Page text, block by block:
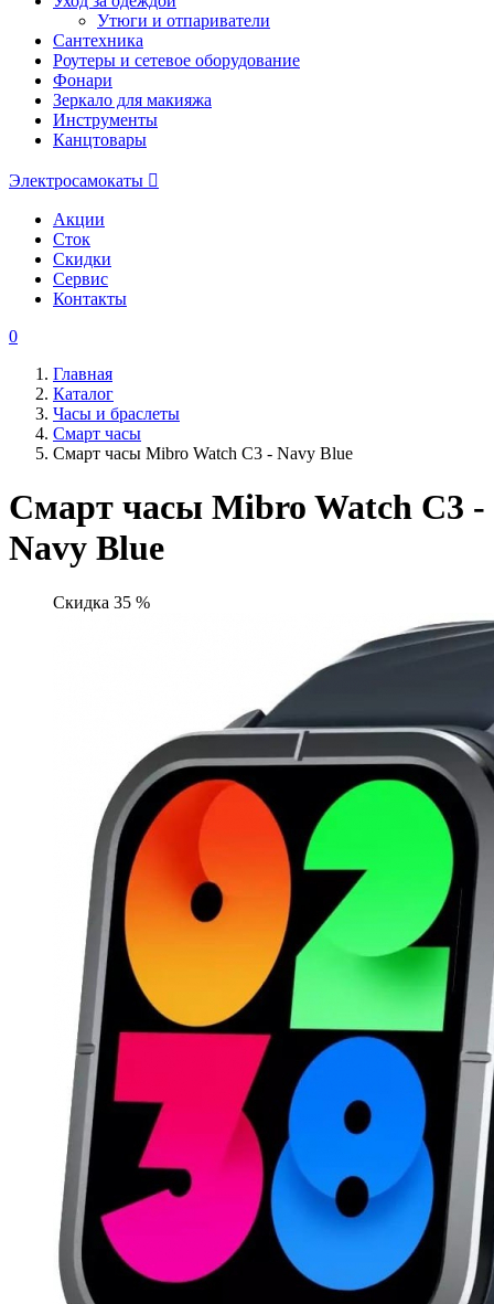
Утюги и отпариватели
Сантехника
Роутеры и сетевое оборудование
Фонари
Зеркало для макияжа
Инструменты
Канцтовары
Электросамокаты
Акции
Сток
Скидки
Сервис
Контакты
0
Главная
Каталог
Часы и браслеты
Смарт часы
Смарт часы Mibro Watch C3 - Navy Blue
Смарт часы Mibro Watch C3 -
Navy Blue
Скидка 35 %